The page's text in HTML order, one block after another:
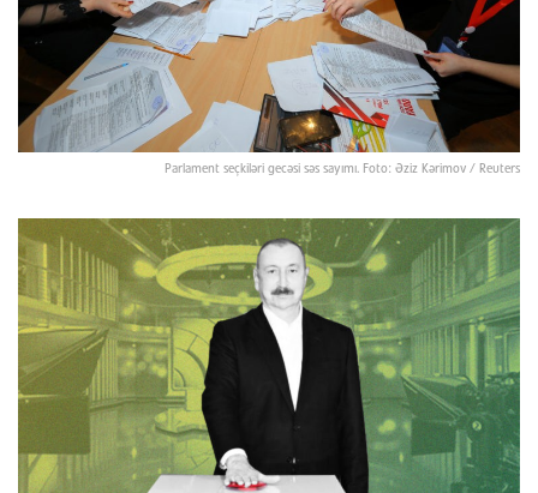
Parlament seçkiləri gecəsi səs sayımı. Foto: Əziz Kərimov / Reuters